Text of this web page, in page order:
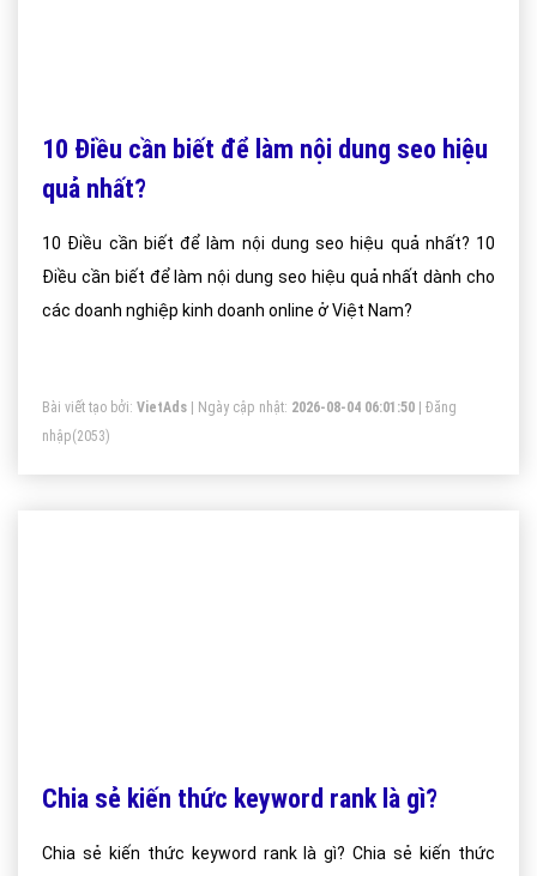
10 Điều cần biết để làm nội dung seo hiệu
quả nhất?
10 Điều cần biết để làm nội dung seo hiệu quả nhất? 10
Điều cần biết để làm nội dung seo hiệu quả nhất dành cho
các doanh nghiệp kinh doanh online ở Việt Nam?
Bài viết tạo bởi: VietAds | Ngày cập nhật: 2026-08-04 06:01:50
Đăng
nhập(2053)
Chia sẻ kiến thức keyword rank là gì?
Chia sẻ kiến thức keyword rank là gì? Chia sẻ kiến thức